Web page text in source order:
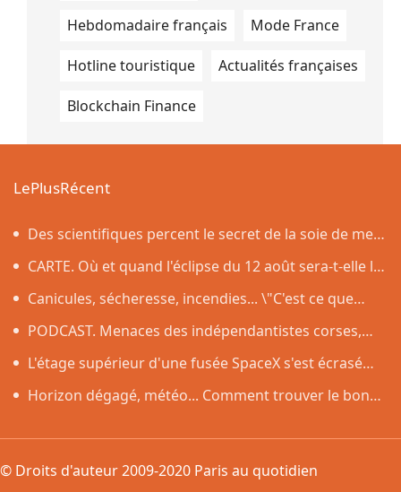
Hebdomadaire français Mode France
Hotline touristique Actualités françaises
Blockchain Finance
LePlusRécent
Des scientifiques percent le secret de la soie de mer,
le tissu qui a inspiré la légende de la toison d'or
CARTE. Où et quand l'éclipse du 12 août sera-t-elle la
plus impressionnante dans l'Hexagone ?
Canicules, sécheresse, incendies... \"C'est ce que
nous avions prévu\
PODCAST. Menaces des indépendantistes corses,
effets psychologiques des incendies et Nuits des
étoiles : ça dit quoi ce 7 août ?
L'étage supérieur d'une fusée SpaceX s'est écrasé
sur la Lune, comme prévu par les scientifiques
Horizon dégagé, météo... Comment trouver le bon
© Droits d'auteur 2009-2020 Paris au quotidien